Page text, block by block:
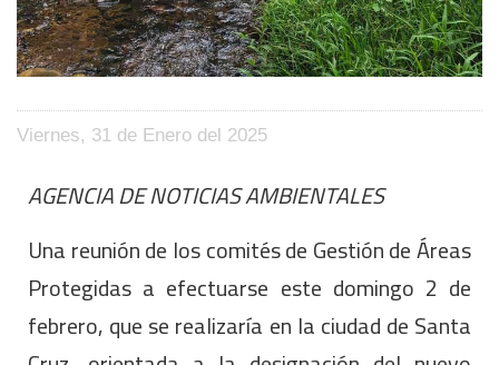
Viernes, 31 de Enero del 2025
AGENCIA DE NOTICIAS AMBIENTALES
Una reunión de los comités de Gestión de Áreas
Protegidas a efectuarse este domingo 2 de
febrero, que se realizaría en la ciudad de Santa